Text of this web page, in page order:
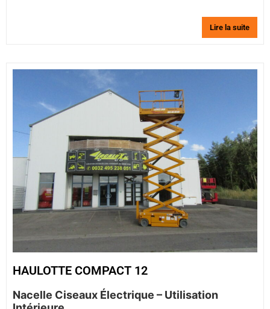
Lire la suite
HAULOTTE COMPACT 12
Nacelle Ciseaux Électrique – Utilisation